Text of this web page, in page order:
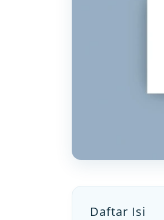
Daftar Isi